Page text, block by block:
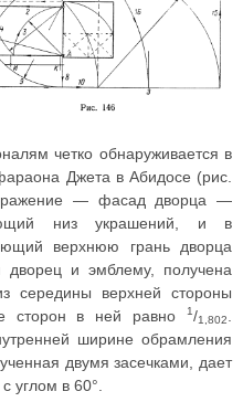
четко обнаруживается в
Джета в Абидосе (рис.
— фасад дворца —
низ украшений, и в
верхнюю грань дворца
и эмблему, получена
середины верхней стороны
сторон в ней равно
1/1,802
ширине обрамления
двумя засечками, дает
углом в 60°.